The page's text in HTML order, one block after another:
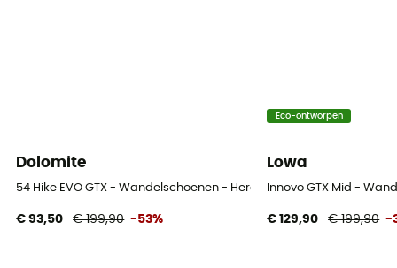
Dolomite
54 Hike EVO GTX - Wandelschoenen - Heren
€ 93,50 € 199,90 -53%
Eco-ontworpen
Lowa
Innovo GTX Mid -
€ 129,90 € 199,90 -